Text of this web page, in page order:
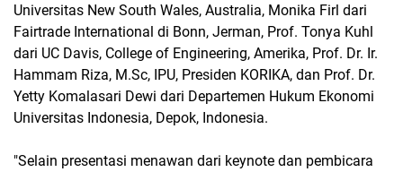
Universitas New South Wales, Australia, Monika Firl dari
Fairtrade International di Bonn, Jerman, Prof. Tonya Kuhl
dari UC Davis, College of Engineering, Amerika, Prof. Dr. Ir.
Hammam Riza, M.Sc, IPU, Presiden KORIKA, dan Prof. Dr.
Yetty Komalasari Dewi dari Departemen Hukum Ekonomi
Universitas Indonesia, Depok, Indonesia.
"Selain presentasi menawan dari keynote dan pembicara